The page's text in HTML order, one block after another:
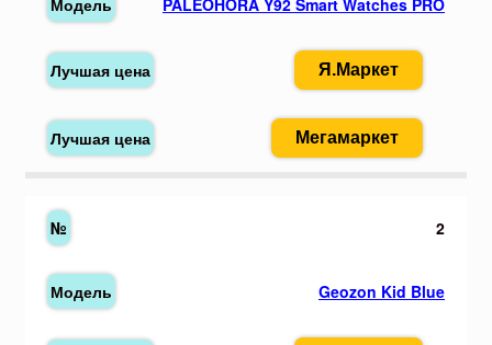
Я.Маркет
Мегамаркет
2
Geozon Kid Blue